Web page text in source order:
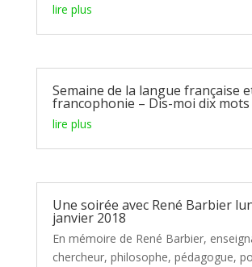
lire plus
Semaine de la langue française
francophonie – Dis-moi dix mots
lire plus
Une soirée avec René Barbier
janvier 2018
En mémoire de René Barbier,
chercheur, philosophe, pédagogue,